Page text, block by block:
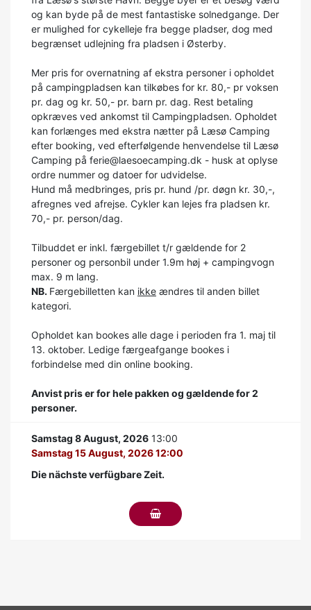
og kan byde på de mest fantastiske solnedgange. Der
er mulighed for cykelleje fra begge pladser, dog med
begrænset udlejning fra pladsen i Østerby.
Mer pris for overnatning af ekstra personer i opholdet
på campingpladsen kan tilkøbes for kr. 80,- pr voksen
pr. dag og kr. 50,- pr. barn pr. dag. Rest betaling
opkræves ved ankomst til Campingpladsen. Opholdet
kan forlænges med ekstra nætter på Læsø Camping
efter booking, ved efterfølgende henvendelse til Læsø
Camping på ferie@laesoecamping.dk - husk at oplyse
ordre nummer og datoer for udvidelse.
Hund må medbringes, pris pr. hund /pr. døgn kr. 30,-,
afregnes ved afrejse. Cykler kan lejes fra pladsen kr.
70,- pr. person/dag.
Tilbuddet er inkl. færgebillet t/r gældende for 2
personer og personbil under 1.9m høj + campingvogn
max. 9 m lang.
NB. Færgebilletten kan ikke ændres til anden billet
kategori.
Opholdet kan bookes alle dage i perioden fra 1. maj til
13. oktober. Ledige færgeafgange bookes i
forbindelse med din online booking.
Anvist pris er for hele pakken og gældende for 2
personer.
Samstag 8 August, 2026 13:00
Samstag 15 August, 2026 12:00
Die nächste verfügbare Zeit.